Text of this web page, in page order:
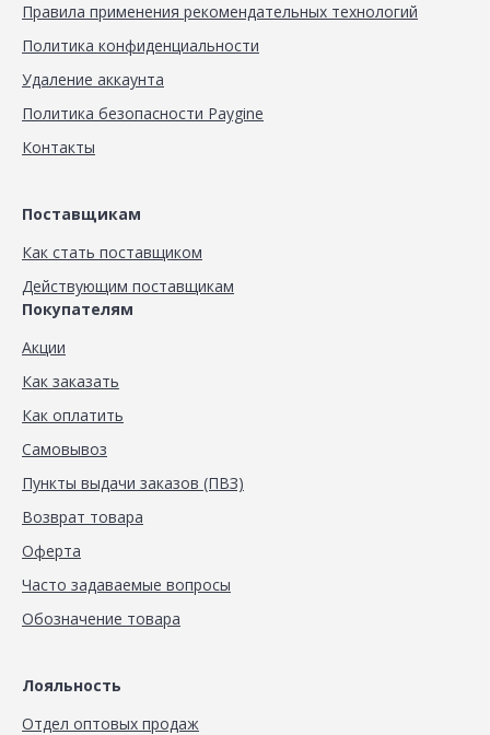
Правила применения рекомендательных технологий
Политика конфиденциальности
Удаление аккаунта
Политика безопасности Paygine
Контакты
Поставщикам
Как стать поставщиком
Действующим поставщикам
Покупателям
Акции
Как заказать
Как оплатить
Самовывоз
Пункты выдачи заказов (ПВЗ)
Возврат товара
Оферта
Часто задаваемые вопросы
Обозначение товара
Лояльность
Отдел оптовых продаж